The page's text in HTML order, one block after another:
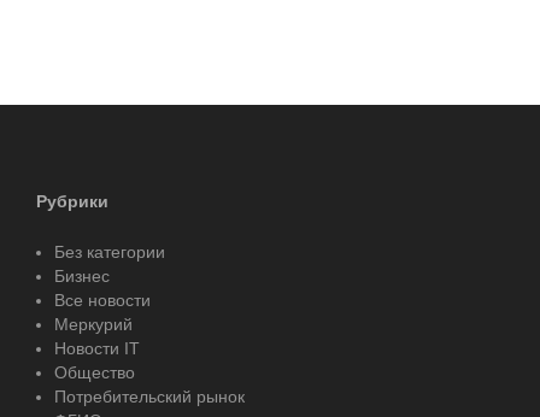
Рубрики
Без категории
Бизнес
Все новости
Меркурий
Новости IT
Общество
Потребительский рынок